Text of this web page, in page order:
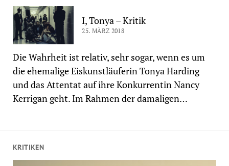
KRITIKEN
I, Tonya – Kritik
25. MÄRZ 2018
Die Wahrheit ist relativ, sehr sogar, wenn es um
die ehemalige Eiskunstläuferin Tonya Harding
und das Attentat auf ihre Konkurrentin Nancy
Kerrigan geht. Im Rahmen der damaligen…